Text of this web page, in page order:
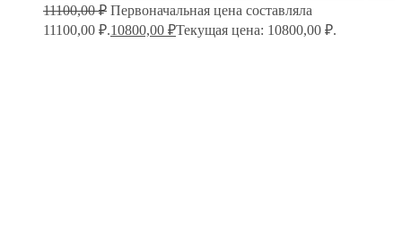
11100,00₽ Первоначальная цена составляла
11100,00 ₽.10800,00 ₽Текущая цена: 10800,00 ₽.